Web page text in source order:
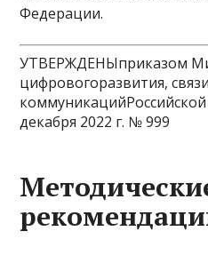
Федерации.
УТВЕРЖДЕНЫприказом
цифровогоразвития,
декабря 2022 г. № 999